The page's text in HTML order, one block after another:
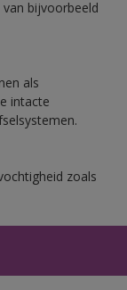
bijvoorbeeld
als
intacte
zoals